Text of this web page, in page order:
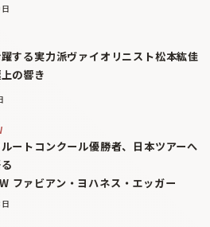
する実力派ヴァイオリニスト松本紘佳
の響き
ートコンクール優勝者、日本ツアーへ
ファビアン・ヨハネス・エッガー